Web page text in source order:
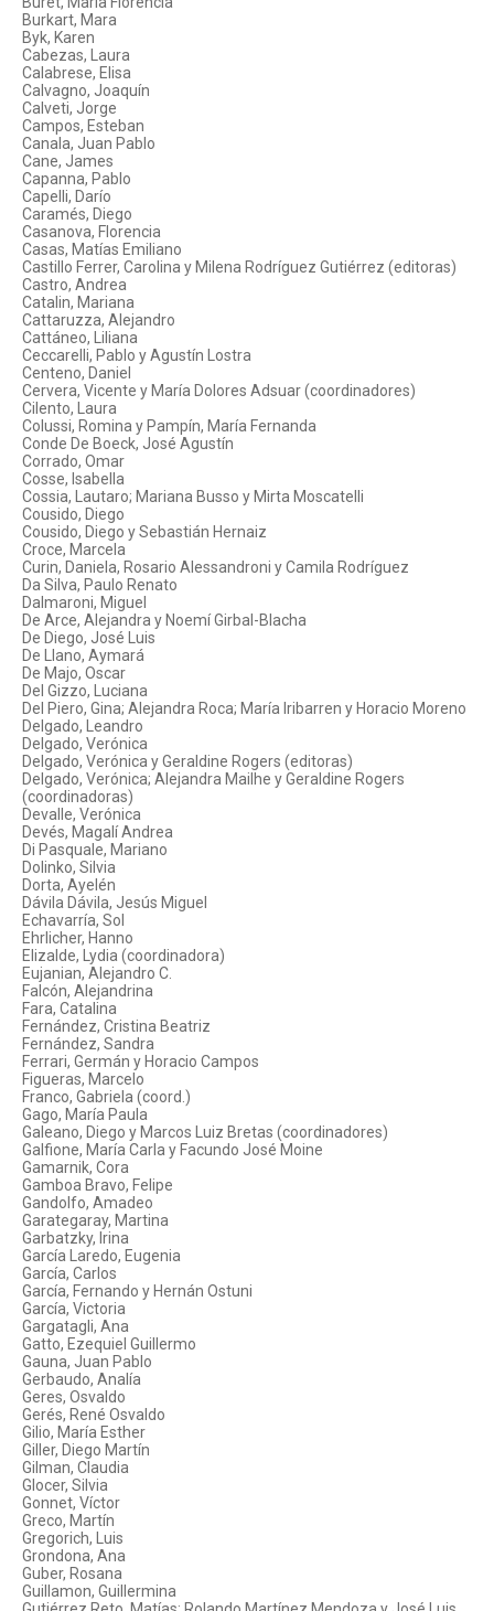
Burkart, Mara
Byk, Karen
Cabezas, Laura
Calabrese, Elisa
Calvagno, Joaquín
Calveti, Jorge
Campos, Esteban
Canala, Juan Pablo
Cane, James
Capanna, Pablo
Capelli, Darío
Caramés, Diego
Casanova, Florencia
Casas, Matías Emiliano
Castillo Ferrer, Carolina y Milena Rodríguez Gutiérrez (editoras)
Castro, Andrea
Catalin, Mariana
Cattaruzza, Alejandro
Cattáneo, Liliana
Ceccarelli, Pablo y Agustín Lostra
Centeno, Daniel
Cervera, Vicente y María Dolores Adsuar (coordinadores)
Cilento, Laura
Colussi, Romina y Pampín, María Fernanda
Conde De Boeck, José Agustín
Corrado, Omar
Cosse, Isabella
Cossia, Lautaro; Mariana Busso y Mirta Moscatelli
Cousido, Diego
Cousido, Diego y Sebastián Hernaiz
Croce, Marcela
Curin, Daniela, Rosario Alessandroni y Camila Rodríguez
Da Silva, Paulo Renato
Dalmaroni, Miguel
De Arce, Alejandra y Noemí Girbal-Blacha
De Diego, José Luis
De Llano, Aymará
De Majo, Oscar
Del Gizzo, Luciana
Del Piero, Gina; Alejandra Roca; María Iribarren y Horacio Moreno
Delgado, Leandro
Delgado, Verónica
Delgado, Verónica y Geraldine Rogers (editoras)
Delgado, Verónica; Alejandra Mailhe y Geraldine Rogers
(coordinadoras)
Devalle, Verónica
Devés, Magalí Andrea
Di Pasquale, Mariano
Dolinko, Silvia
Dorta, Ayelén
Dávila Dávila, Jesús Miguel
Echavarría, Sol
Ehrlicher, Hanno
Elizalde, Lydia (coordinadora)
Eujanian, Alejandro C.
Falcón, Alejandrina
Fara, Catalina
Fernández, Cristina Beatriz
Fernández, Sandra
Ferrari, Germán y Horacio Campos
Figueras, Marcelo
Franco, Gabriela (coord.)
Gago, María Paula
Galeano, Diego y Marcos Luiz Bretas (coordinadores)
Galfione, María Carla y Facundo José Moine
Gamarnik, Cora
Gamboa Bravo, Felipe
Gandolfo, Amadeo
Garategaray, Martina
Garbatzky, Irina
García Laredo, Eugenia
García, Carlos
García, Fernando y Hernán Ostuni
García, Victoria
Gargatagli, Ana
Gatto, Ezequiel Guillermo
Gauna, Juan Pablo
Gerbaudo, Analía
Geres, Osvaldo
Gerés, René Osvaldo
Gilio, María Esther
Giller, Diego Martín
Gilman, Claudia
Glocer, Silvia
Gonnet, Víctor
Greco, Martín
Gregorich, Luis
Grondona, Ana
Guber, Rosana
Guillamon, Guillermina